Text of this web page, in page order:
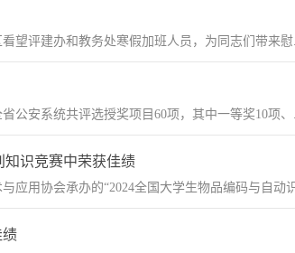
望评建办和教务处寒假加班人员，为同志们带来慰
公安系统共评选授奖项目60项，其中一等奖10项、
知识竞赛中荣获佳绩
应用协会承办的“2024全国大学生物品编码与自动
绩